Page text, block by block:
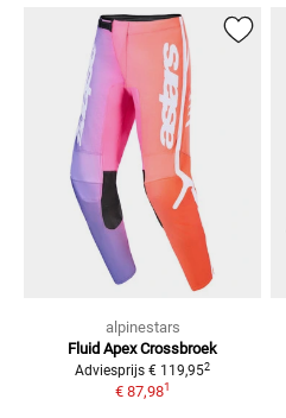
alpinestars
Fluid Apex Crossbroek
Adviesprijs € 119,952
€ 87,981